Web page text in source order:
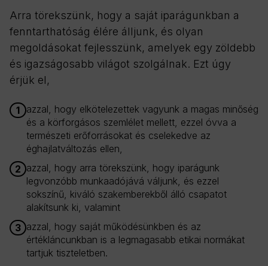
Arra törekszünk, hogy a saját iparágunkban a
fenntarthatóság élére álljunk, és olyan
megoldásokat fejlesszünk, amelyek egy zöldebb
és igazságosabb világot szolgálnak. Ezt úgy
érjük el,
1 azzal, hogy elkötelezettek vagyunk a magas minőség
és a körforgásos szemlélet mellett, ezzel óvva a
természeti erőforrásokat és cselekedve az
éghajlatváltozás ellen,
2 azzal, hogy arra törekszünk, hogy iparágunk
legvonzóbb munkaadójává váljunk, és ezzel
sokszínű, kiváló szakemberekből álló csapatot
alakítsunk ki, valamint
3 azzal, hogy saját működésünkben és az
értékláncunkban is a legmagasabb etikai normákat
tartjuk tiszteletben.